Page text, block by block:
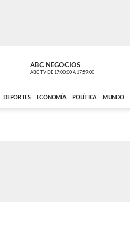
ABC NEGOCIOS
ABC TV DE 17:00:00 A 17:59:00
DEPORTES ECONOMÍA POLÍTICA MUNDO